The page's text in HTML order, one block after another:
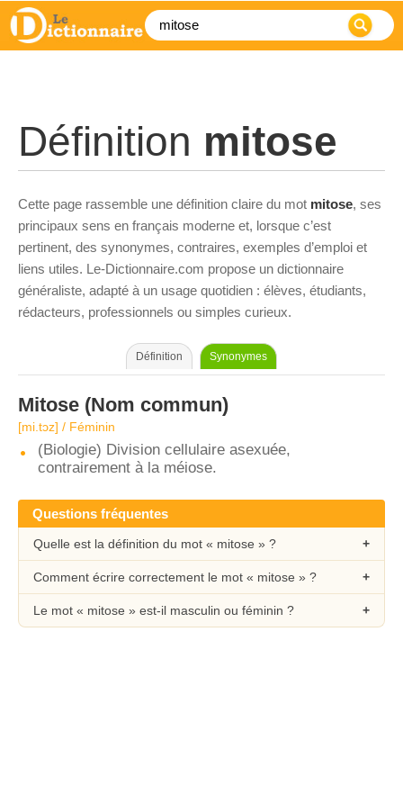
Définition mitose
Cette page rassemble une définition claire du mot mitose, ses
principaux sens en français moderne et, lorsque c’est
pertinent, des synonymes, contraires, exemples d’emploi et
liens utiles. Le-Dictionnaire.com propose un dictionnaire
généraliste, adapté à un usage quotidien : élèves, étudiants,
rédacteurs, professionnels ou simples curieux.
Définition Synonymes
Mitose (Nom commun)
[mi.tɔz] / Féminin
(Biologie) Division cellulaire asexuée,
contrairement à la méiose.
Questions fréquentes
Quelle est la définition du mot « mitose » ?
Comment écrire correctement le mot « mitose » ?
Le mot « mitose » est-il masculin ou féminin ?